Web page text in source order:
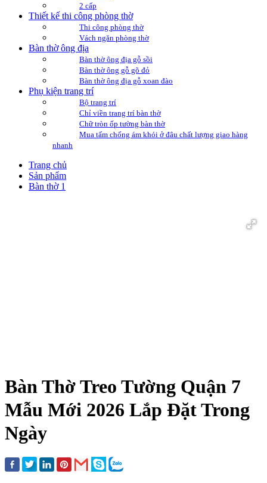
2 cấp
Thiết kế thi công phòng thờ
Thi công phòng thờ
Vách ngăn phòng thờ
Bàn thờ ông địa
Bàn thờ ông địa gỗ sồi
Bàn thờ ông gỗ gõ đỏ
Bàn thờ ông địa gỗ xoan đào
Phụ kiện trang trí
Bộ trang trí
Chỉ viền trang trí bàn thờ
Chữ tròn ốp tường bàn thờ
Mua tấm chống ám khói ở đâu chất lượng giao hàng
nhanh
Trang chủ
Sản phẩm
Bàn thờ 1
Bàn Thờ Treo Tường Quận 7
Mẫu Mới 2026 Lắp Đặt Trong
Ngày